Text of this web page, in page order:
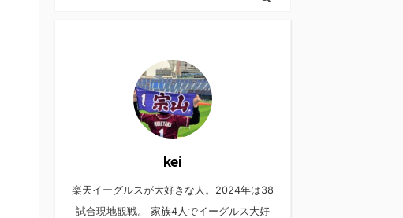
kei
楽天イーグルスが大好きな人。2024年は38
試合現地観戦。 家族4人でイーグルス大好